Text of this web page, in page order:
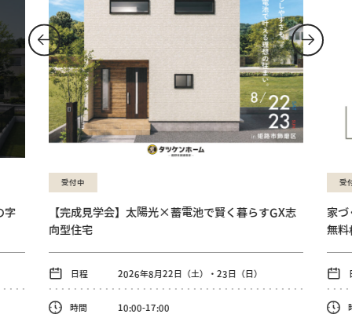
字
受付中
【完成見学会】太陽光×蓄電池で賢く暮らすGX志
向型住宅
日程 2026年8月22日（土）・23日（日）
時間 10:00-17:00
受
家づ
無料